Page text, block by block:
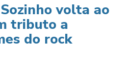
volta ao
tributo a
do rock